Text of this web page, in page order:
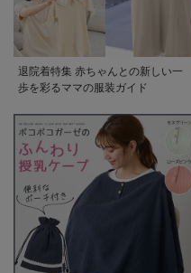
退院着特集 赤ちゃんとの新しい一
歩を彩るママの服装ガイド